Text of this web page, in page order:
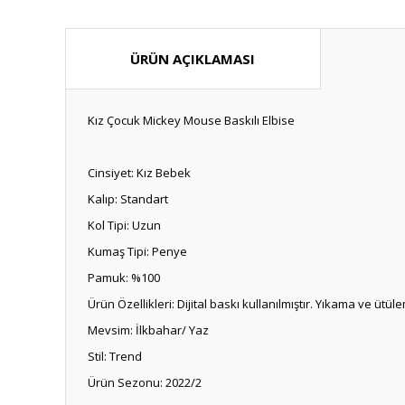
ÜRÜN AÇIKLAMASI
Kız Çocuk Mickey Mouse Baskılı Elbise
Cinsiyet: Kız Bebek
Kalıp: Standart
Kol Tipi: Uzun
Kumaş Tipi: Penye
Pamuk: %100
Ürün Özellikleri: Dijital baskı kullanılmıştır. Yıkama ve
Mevsim: İlkbahar/ Yaz
Stil: Trend
Ürün Sezonu: 2022/2